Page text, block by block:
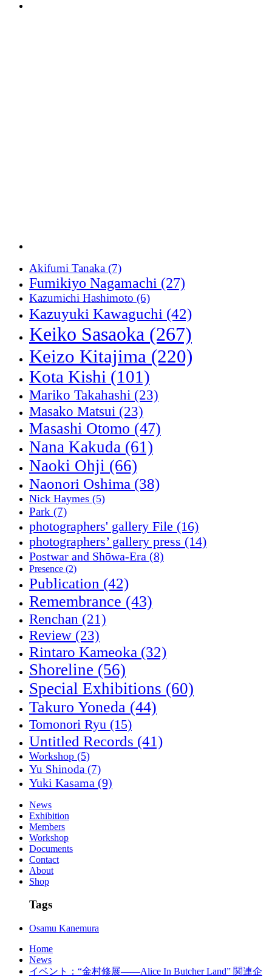
Akifumi Tanaka (7)
Fumikiyo Nagamachi (27)
Kazumichi Hashimoto (6)
Kazuyuki Kawaguchi (42)
Keiko Sasaoka (267)
Keizo Kitajima (220)
Kota Kishi (101)
Mariko Takahashi (23)
Masako Matsui (23)
Masashi Otomo (47)
Nana Kakuda (61)
Naoki Ohji (66)
Naonori Oshima (38)
Nick Haymes (5)
Park (7)
photographers' gallery File (16)
photographers’ gallery press (14)
Postwar and Shōwa-Era (8)
Presence (2)
Publication (42)
Remembrance (43)
Renchan (21)
Review (23)
Rintaro Kameoka (32)
Shoreline (56)
Special Exhibitions (60)
Takuro Yoneda (44)
Tomonori Ryu (15)
Untitled Records (41)
Workshop (5)
Yu Shinoda (7)
Yuki Kasama (9)
News
Exhibition
Members
Workshop
Documents
Contact
About
Shop
Tags
Osamu Kanemura
Home
News
イベント：“金村修展――Alice In Butcher Land” 関連企